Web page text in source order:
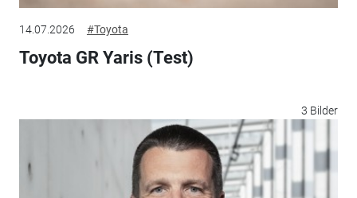
14.07.2026 #Toyota
Toyota GR Yaris (Test)
3 Bilder